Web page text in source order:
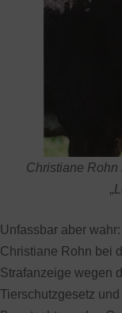
Christiane
Unfassbar aber
Christiane Rohn bei
Strafanzeige wegen
Tierschutzgesetz